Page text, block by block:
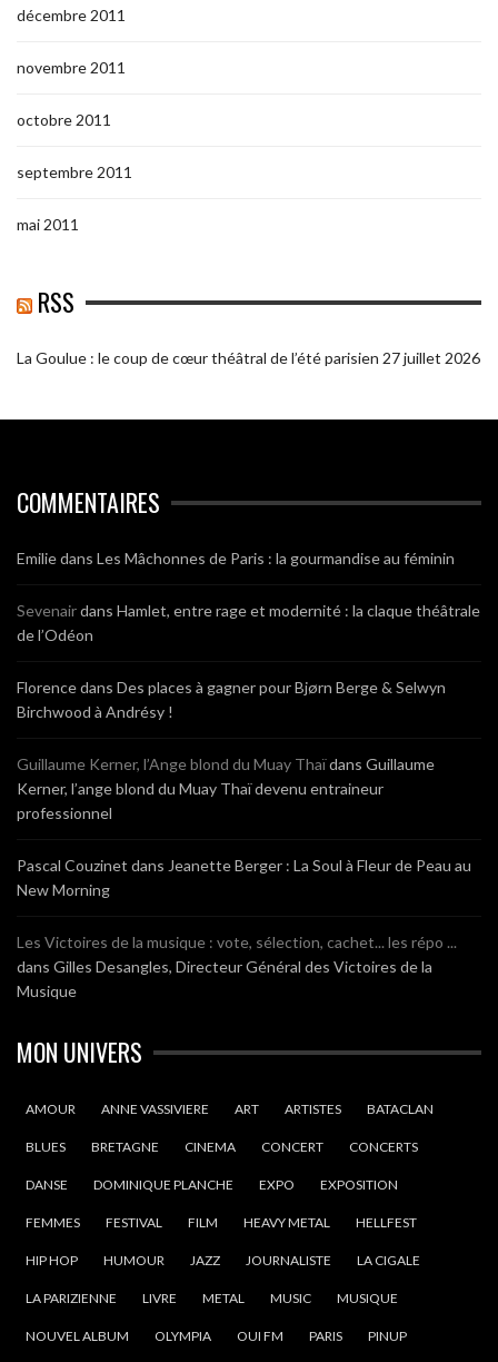
décembre 2011
novembre 2011
octobre 2011
septembre 2011
mai 2011
RSS
La Goulue : le coup de cœur théâtral de l’été parisien 27 juillet 2026
COMMENTAIRES
Emiliedans Les Mâchonnes de Paris : la gourmandise au féminin
Sevenairdans Hamlet, entre rage et modernité : la claque théâtrale
de l’Odéon
Florencedans Des places à gagner pour Bjørn Berge & Selwyn
Birchwood à Andrésy !
Guillaume Kerner, l’Ange blond du Muay Thaïdans Guillaume
Kerner, l’ange blond du Muay Thaï devenu entraineur
professionnel
Pascal Couzinet dans Jeanette Berger : La Soul à Fleur de Peau au
New Morning
Les Victoires de la musique : vote, sélection, cachet... les répo ...
dans Gilles Desangles, Directeur Général des Victoires de la
Musique
MON UNIVERS
AMOUR ANNE VASSIVIERE ART ARTISTES BATACLAN
BLUES BRETAGNE CINEMA CONCERT CONCERTS
DANSE DOMINIQUE PLANCHE EXPO EXPOSITION
FEMMES FESTIVAL FILM HEAVY METAL HELLFEST
HIP HOP HUMOUR JAZZ JOURNALISTE LA CIGALE
LA PARIZIENNE LIVRE METAL MUSIC MUSIQUE
NOUVEL ALBUM OLYMPIA OUI FM PARIS PINUP